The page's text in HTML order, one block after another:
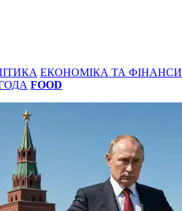
ЕКОНОМІКА ТА ФІНАНСИ
FOOD